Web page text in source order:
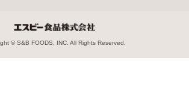
© S&B FOODS, INC. All Rights Reserved.